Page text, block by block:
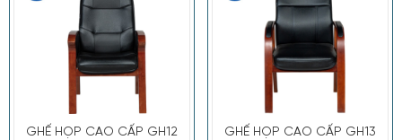
GHẾ HỌP CAO CẤP GH12 GHẾ HỌP CAO CẤP GH13